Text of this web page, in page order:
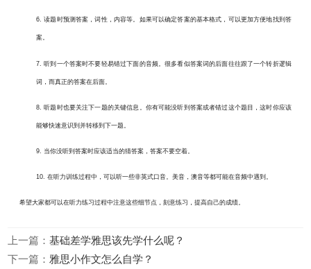
6.读题时预测答案，词性，内容等。如果可以确定答案的基本格式，可以更加方便地找到答
案。
7.听到一个答案时不要轻易错过下面的音频。很多看似答案词的后面往往跟了一个转折逻辑
词，而真正的答案在后面。
8.听题时也要关注下一题的关键信息。你有可能没听到答案或者错过这个题目，这时你应该
能够快速意识到并转移到下一题。
9. 当你没听到答案时应该适当的猜答案，答案不要空着。
10.在听力训练过程中，可以听一些非英式口音。美音，澳音等都可能在音频中遇到。
希望大家都可以在听力练习过程中注意这些细节点，刻意练习，提高自己的成绩。
上一篇：基础差学雅思该先学什么呢？
下一篇： 雅思小作文怎么自学？